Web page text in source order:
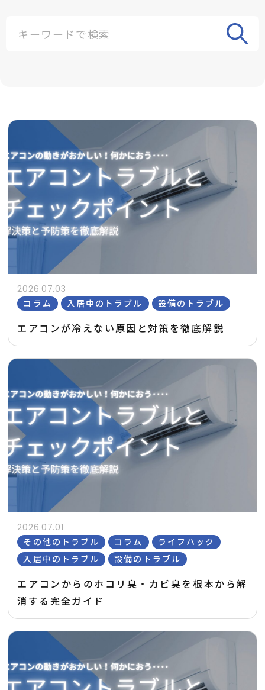
2026.07.03
コラム
入居中のトラブル 設備のトラブル
エアコンが冷えない原因と対策を徹底解説
2026.07.01
その他のトラブル
コラム
ライフハック
入居中のトラブル
設備のトラブル
エアコンからのホコリ臭・カビ臭を根本から解
消する完全ガイド